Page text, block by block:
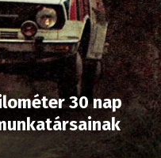
30 nap